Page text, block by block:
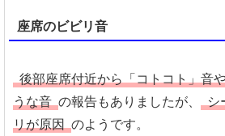
座席のビビリ音
後部座席付近から「コトコト」音
うな音 の報告もありましたが、
シ
リが原因 のようです。